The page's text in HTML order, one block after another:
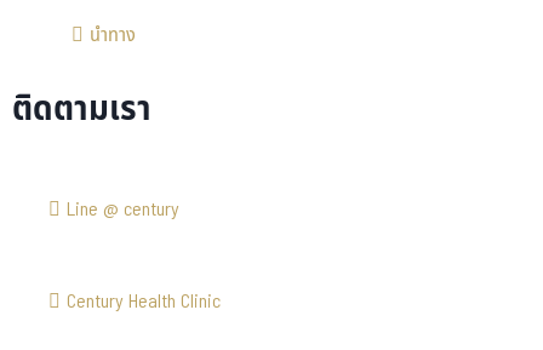
นำทาง
ติดตามเรา
Line @ century
Century Health Clinic